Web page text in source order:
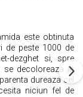
este obtinuta
de peste 1000 de
dezghet si, spre
se decoloreaza in
dureaza cel
niciun fel de